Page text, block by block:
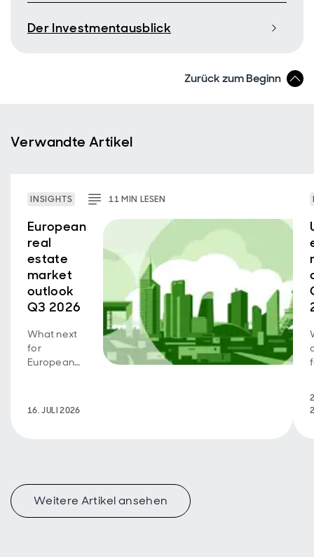
Der Investmentausblick
Zurück zum Beginn
Verwandte Artikel
INSIGHTS 11MIN LESEN
European
real
estate
market
outlook
Q3 2026
What next
for
European
Read more
16. JULI 2026
Weitere Artikel ansehen